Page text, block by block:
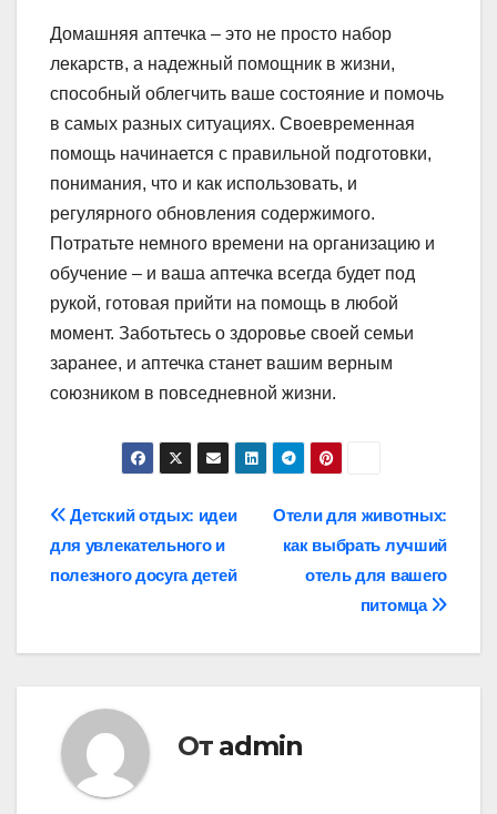
Домашняя аптечка – это не просто набор
лекарств, а надежный помощник в жизни,
способный облегчить ваше состояние и помочь
в самых разных ситуациях. Своевременная
помощь начинается с правильной подготовки,
понимания, что и как использовать, и
регулярного обновления содержимого.
Потратьте немного времени на организацию и
обучение – и ваша аптечка всегда будет под
рукой, готовая прийти на помощь в любой
момент. Заботьтесь о здоровье своей семьи
заранее, и аптечка станет вашим верным
союзником в повседневной жизни.
Навигация
по
Отели для животных:
как выбрать лучший
отель для вашего
питомца
Детский отдых: идеи
для увлекательного и
полезного досуга детей
От admin